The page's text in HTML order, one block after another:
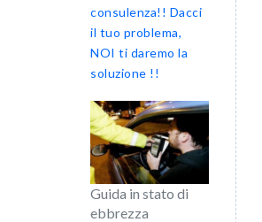
consulenza!! Dacci
il tuo problema,
NOI ti daremo la
soluzione !!
Guida in stato di
ebbrezza